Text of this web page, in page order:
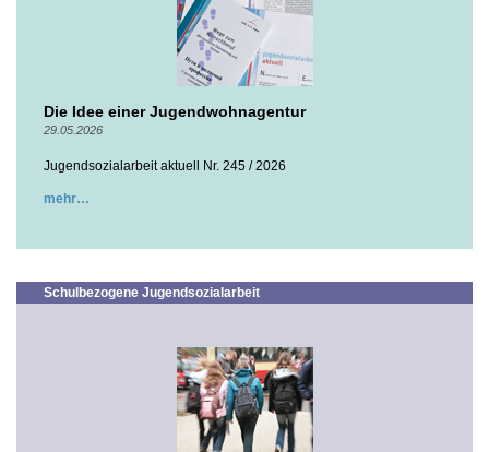
Die Idee einer Jugendwohnagentur
29.05.2026
Jugendsozialarbeit aktuell Nr. 245 / 2026
mehr
Schulbezogene Jugendsozialarbeit